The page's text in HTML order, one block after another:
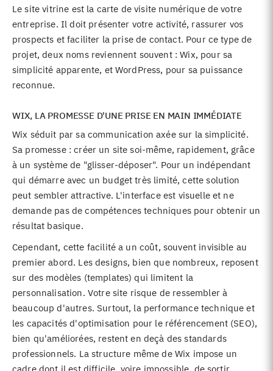
Le site vitrine est la carte de visite numérique de votre
entreprise. Il doit présenter votre activité, rassurer vos
prospects et faciliter la prise de contact. Pour ce type de
projet, deux noms reviennent souvent : Wix, pour sa
simplicité apparente, et WordPress, pour sa puissance
reconnue.
WIX, LA PROMESSE D'UNE PRISE EN MAIN IMMÉDIATE
Wix séduit par sa communication axée sur la simplicité.
Sa promesse : créer un site soi-même, rapidement, grâce
à un système de "glisser-déposer". Pour un indépendant
qui démarre avec un budget très limité, cette solution
peut sembler attractive. L'interface est visuelle et ne
demande pas de compétences techniques pour obtenir un
résultat basique.
Cependant, cette facilité a un coût, souvent invisible au
premier abord. Les designs, bien que nombreux, reposent
sur des modèles (templates) qui limitent la
personnalisation. Votre site risque de ressembler à
beaucoup d'autres. Surtout, la performance technique et
les capacités d'optimisation pour le référencement (SEO),
bien qu'améliorées, restent en deçà des standards
professionnels. La structure même de Wix impose un